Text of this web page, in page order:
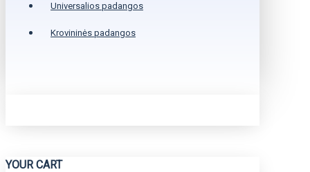
Universalios padangos
Krovininės padangos
YOUR CART